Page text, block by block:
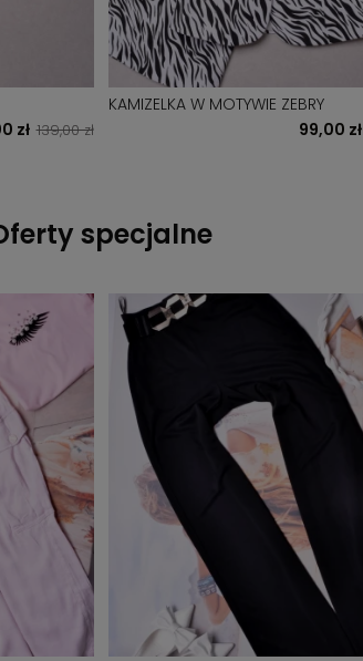
139,00 zł
zł
KAMIZELKA W MOTYWIE ZEBRY
99,00 zł
specjalne